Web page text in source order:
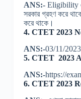
ANS:- Eligibility
সরকার গ্রহণ করে
করে থাকে।
4. CTET 2023
ANS:-03/11/2023
5. CTET 2023
ANS:-https://
6. CTET 2023